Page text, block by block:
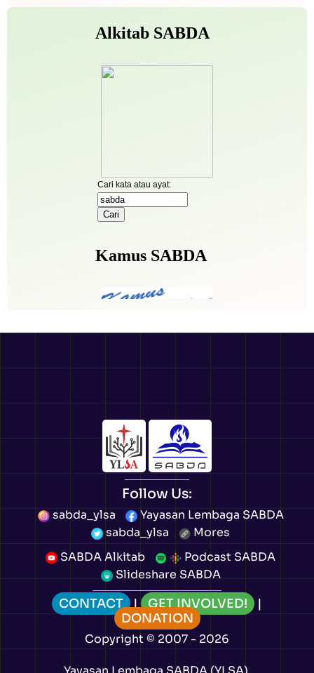
Follow Us:
sabda_ylsa
Yayasan Lembaga SABDA
sabda_ylsa
Mores
SABDA Alkitab
Podcast SABDA
Slideshare SABDA
CONTACT | GET INVOLVED!
|
DONATION
Copyright© 2007 - 2026